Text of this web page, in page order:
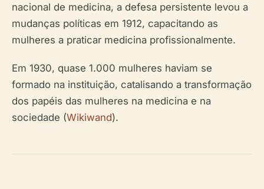
nacional de medicina, a defesa persistente levou a
mudanças políticas em 1912, capacitando as
mulheres a praticar medicina profissionalmente.
Em 1930, quase 1.000 mulheres haviam se
formado na instituição, catalisando a transformação
dos papéis das mulheres na medicina e na
sociedade (Wikiwand).